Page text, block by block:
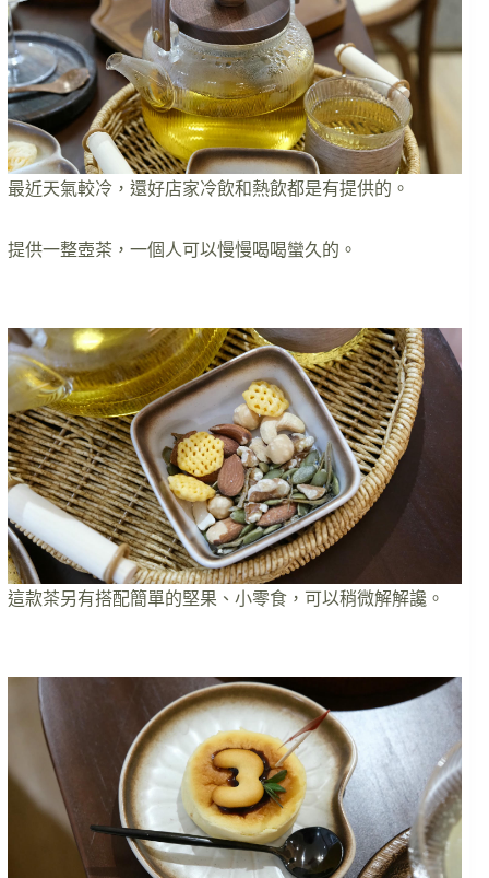
最近天氣較冷，還好店家冷飲和熱飲都是有提供的。
提供一整壺茶，一個人可以慢慢喝喝蠻久的。
這款茶另有搭配簡單的堅果、小零食，可以稍微解解讒。